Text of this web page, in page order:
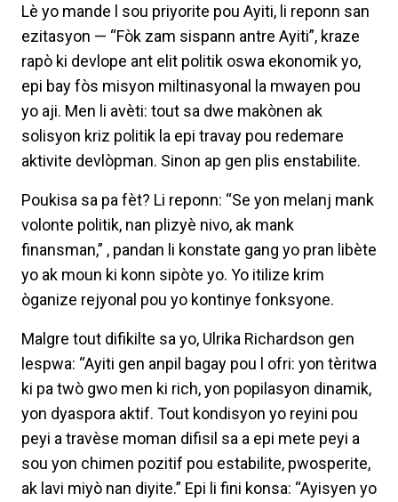
Lè yo mande l sou priyorite pou Ayiti, li reponn san
ezitasyon — “Fòk zam sispann antre Ayiti”, kraze
rapò ki devlope ant elit politik oswa ekonomik yo,
epi bay fòs misyon miltinasyonal la mwayen pou
yo aji. Men li avèti: tout sa dwe makònen ak
solisyon kriz politik la epi travay pou redemare
aktivite devlòpman. Sinon ap gen plis enstabilite.
Poukisa sa pa fèt? Li reponn: “Se yon melanj mank
volonte politik, nan plizyè nivo, ak mank
finansman,” , pandan li konstate gang yo pran libète
yo ak moun ki konn sipòte yo. Yo itilize krim
òganize rejyonal pou yo kontinye fonksyone.
Malgre tout difikilte sa yo, Ulrika Richardson gen
lespwa: “Ayiti gen anpil bagay pou l ofri: yon tèritwa
ki pa twò gwo men ki rich, yon popilasyon dinamik,
yon dyaspora aktif. Tout kondisyon yo reyini pou
peyi a travèse moman difisil sa a epi mete peyi a
sou yon chimen pozitif pou estabilite, pwosperite,
ak lavi miyò nan diyite.” Epi li fini konsa: “Ayisyen yo